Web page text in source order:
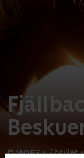
• Thriller •